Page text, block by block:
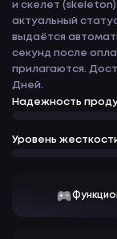
и скелет
актуальный
выдаётся
секунд после
прилагаются.
Дней.
Надежность
Уровень